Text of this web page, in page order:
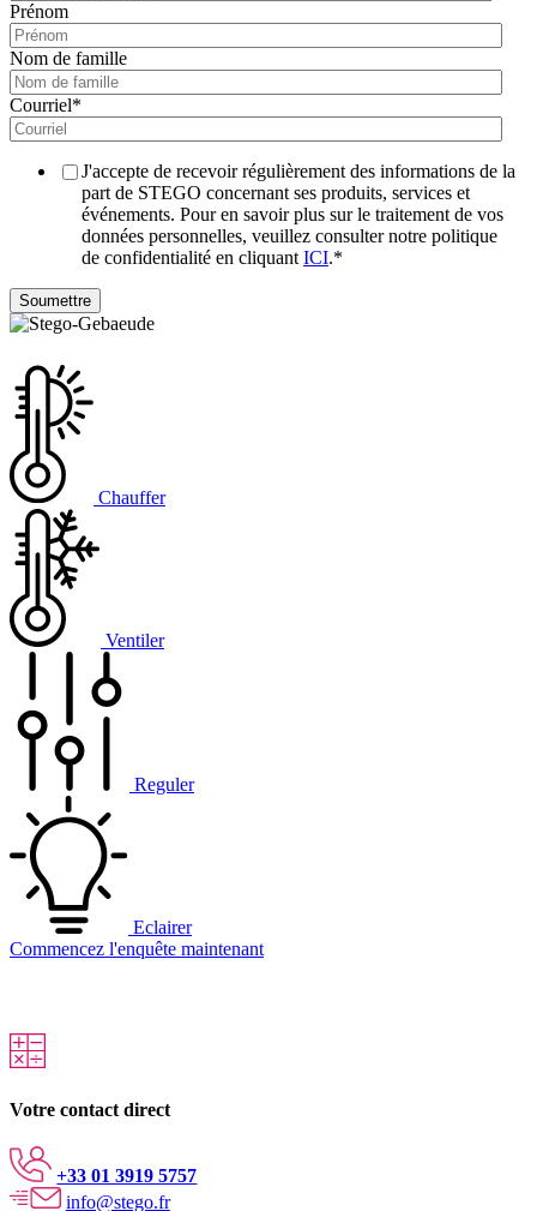
Prénom
Nom de famille
Courriel*
J'accepte de recevoir régulièrement des informations de la
part de STEGO concernant ses produits, services et
événements. Pour en savoir plus sur le traitement de vos
données personnelles, veuillez consulter notre politique
de confidentialité en cliquantICI.*
Chauffer
Ventiler
Reguler
Eclairer
Commencez l'enquête maintenant
Votre contact direct
+33 01 3919 5757
info@stego.fr